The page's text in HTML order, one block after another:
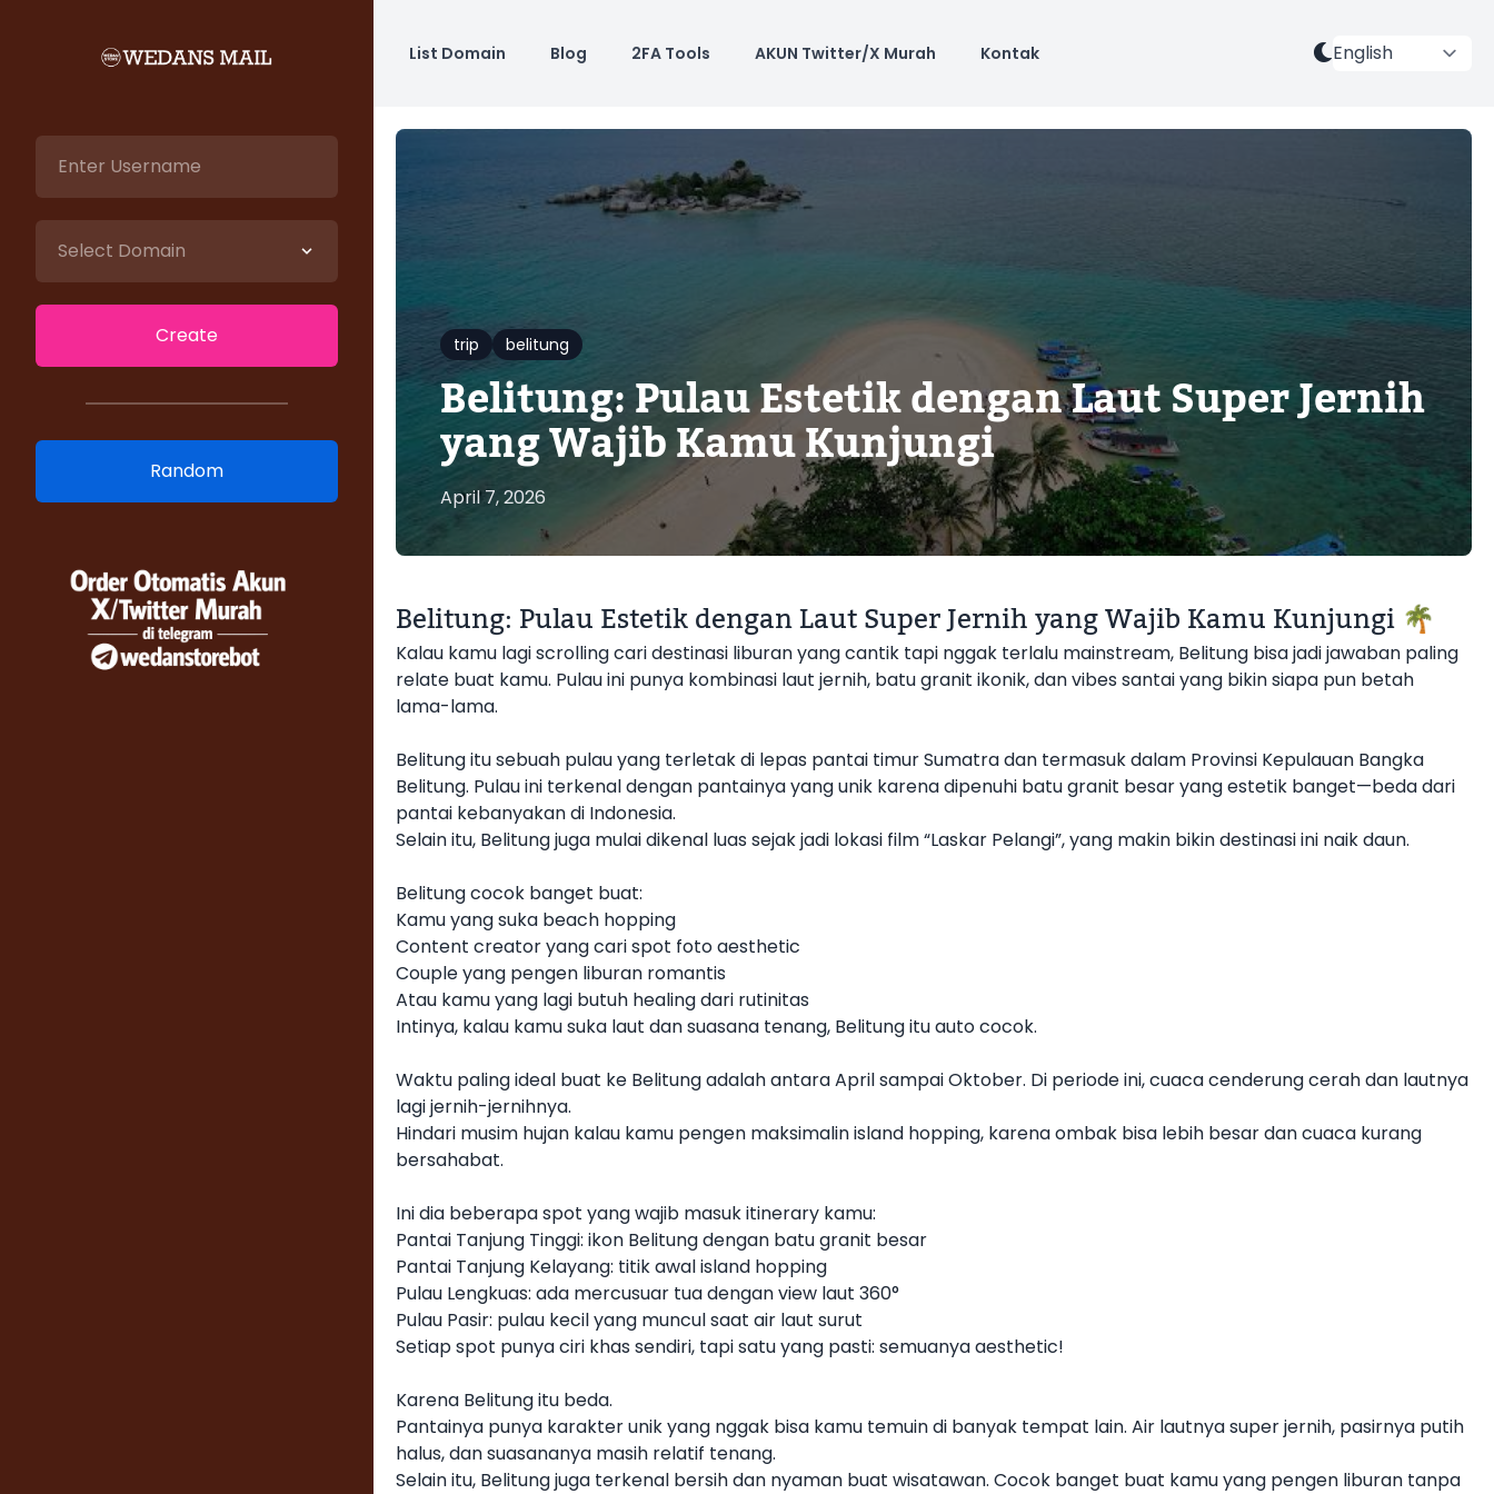
List Domain Blog 2FA Tools AKUN Twitter/X Murah Kontak
trip belitung
Belitung: Pulau Estetik dengan Laut Super Jernih
yang Wajib Kamu Kunjungi
April 7, 2026
Belitung: Pulau Estetik dengan Laut Super Jernih yang Wajib Kamu Kunjungi 🌴
Kalau kamu lagi scrolling cari destinasi liburan yang cantik tapi nggak terlalu mainstream, Belitung bisa jadi jawaban paling
relate buat kamu. Pulau ini punya kombinasi laut jernih, batu granit ikonik, dan vibes santai yang bikin siapa pun betah
lama-lama.
Belitung itu sebuah pulau yang terletak di lepas pantai timur Sumatra dan termasuk dalam Provinsi Kepulauan Bangka
Belitung. Pulau ini terkenal dengan pantainya yang unik karena dipenuhi batu granit besar yang estetik banget—beda dari
pantai kebanyakan di Indonesia.
Selain itu, Belitung juga mulai dikenal luas sejak jadi lokasi film “Laskar Pelangi”, yang makin bikin destinasi ini naik daun.
Belitung cocok banget buat:
Kamu yang suka beach hopping
Content creator yang cari spot foto aesthetic
Couple yang pengen liburan romantis
Atau kamu yang lagi butuh healing dari rutinitas
Intinya, kalau kamu suka laut dan suasana tenang, Belitung itu auto cocok.
Waktu paling ideal buat ke Belitungadalah antara April sampai Oktober. Di periode ini, cuaca cenderung cerah dan lautnya
lagi jernih-jernihnya.
Hindari musim hujan kalau kamu pengen maksimalin island hopping, karena ombak bisa lebih besar dan cuaca kurang
bersahabat.
Ini dia beberapa spot yang wajib masuk itinerary kamu:
Pantai Tanjung Tinggi: ikon Belitung dengan batu granit besar
Pantai Tanjung Kelayang: titik awal island hopping
Pulau Lengkuas: ada mercusuar tua dengan view laut 360°
Pulau Pasir: pulau kecil yang muncul saat air laut surut
Setiap spot punya ciri khas sendiri, tapi satu yang pasti: semuanya aesthetic!
Karena Belitung itu beda.
Pantainya punya karakter unik yang nggak bisa kamu temuin di banyak tempat lain. Air lautnya super jernih, pasirnya putih
halus, dan suasananya masih relatif tenang.
Selain itu, Belitung juga terkenal bersih dan nyaman buat wisatawan. Cocok banget buat kamu yang pengen liburan tanpa